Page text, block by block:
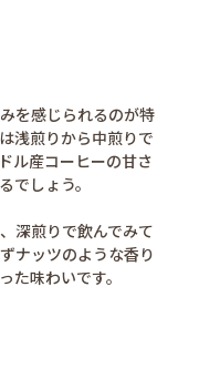
を感じられるのが特
浅煎りから中煎りで
ル産コーヒーの甘さ
でしょう。
深煎りで飲んでみて
ナッツのような香り
た味わいです。